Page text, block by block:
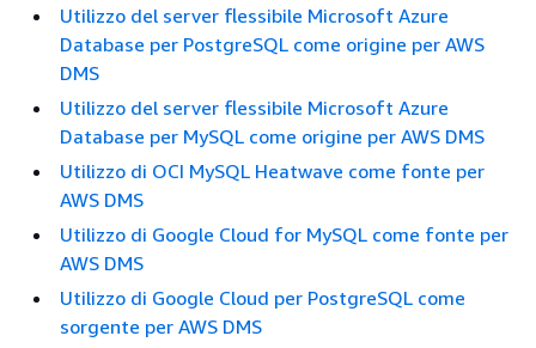
Utilizzo del server flessibile Microsoft Azure
Database per PostgreSQL come origine per AWS
DMS
Utilizzo del server flessibile Microsoft Azure
Database per MySQL come origine per AWS DMS
Utilizzo di OCI MySQL Heatwave come fonte per
AWS DMS
Utilizzo di Google Cloud for MySQL come fonte per
AWS DMS
Utilizzo di Google Cloud per PostgreSQL come
sorgente per AWS DMS